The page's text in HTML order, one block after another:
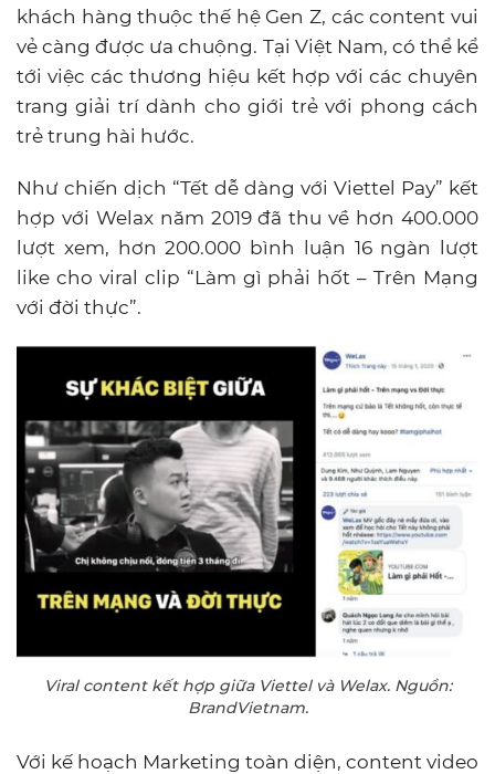
khách hàng thuộc thế hệ Gen Z, các content vui
vẻ càng được ưa chuộng. Tại Việt Nam, có thể kể
tới việc các thương hiệu kết hợp với các chuyên
trang giải trí dành cho giới trẻ với phong cách
trẻ trung hài hước.
Như chiến dịch “Tết dễ dàng với Viettel Pay” kết
hợp với Welax năm 2019 đã thu về hơn 400.000
lượt xem, hơn 200.000 bình luận 16 ngàn lượt
like cho viral clip “Làm gì phải hốt – Trên Mạng
với đời thực”.
Viral content kết hợp giữa Viettel và Welax. Nguồn:
BrandVietnam.
Với kế hoạch Marketing toàn diện, content video